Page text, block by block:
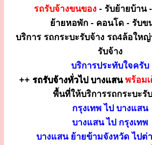
รถรับจ้างขนของ - รับย้ายบ้าน -
ย้ายหอพัก - คอนโด - รับข
บริการ รถกระบะรับจ้าง รถ4ล้อให
รับจ้าง
บริการประทับใจครับ
++ รถรับจ้างทั่วไป บางแสน พร้อม
พื้นที่ให้บริการรถกระบะรั
กรุงเทพ ไป บางแสน
บางแสน ไป กรุงเทพ
บางแสน ย้ายข้ามจังหวัด ไปต่